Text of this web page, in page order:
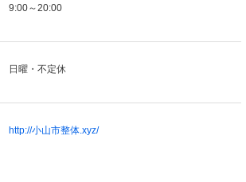
9:00～20:00
日曜・不定休
http://小山市整体.xyz/